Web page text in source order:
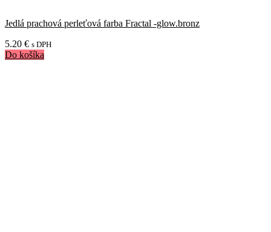
Jedlá prachová perleťová farba Fractal -glow.bronz
5.20 € s DPH
Do košíka